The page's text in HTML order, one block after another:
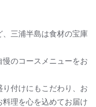
三浦半島は食材の宝庫
のコースメニューをお
付けにもこだわり、お
理を心を込めてお届け